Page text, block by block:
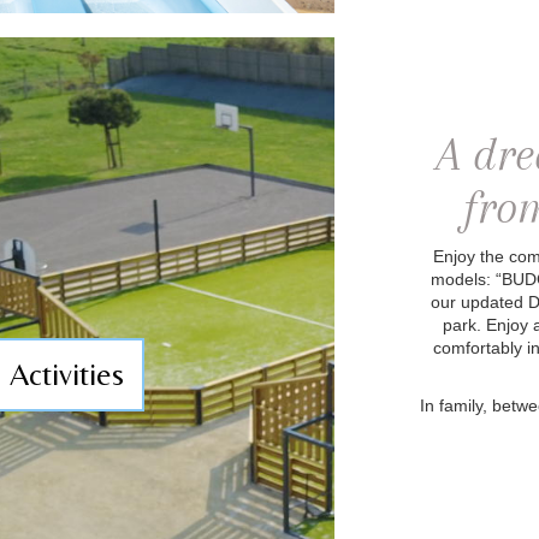
Activities
A
Enjoy the
models:
our updated
park. Enjoy
comfortably
In family,